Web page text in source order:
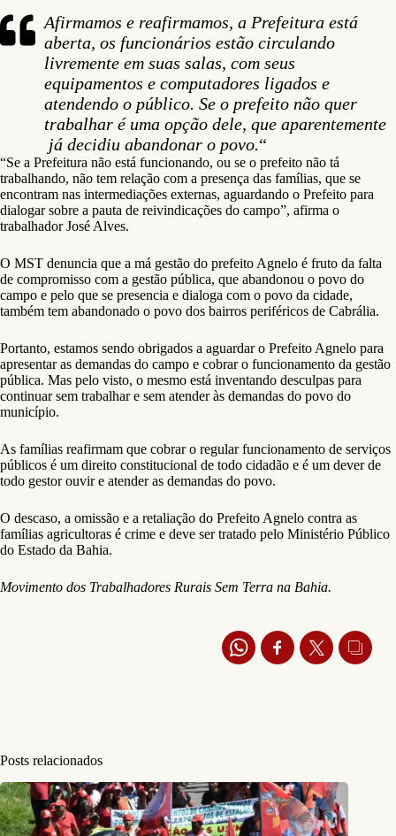
Afirmamos e reafirmamos, a Prefeitura está
aberta, os funcionários estão circulando
livremente em suas salas, com seus
equipamentos e computadores ligados e
atendendo o público. Se o prefeito não quer
trabalhar é uma opção dele, que aparentemente
já decidiu abandonar o povo.“
“Se a Prefeitura não está funcionando, ou se o prefeito não tá
trabalhando, não tem relação com a presença das famílias, que se
encontram nas intermediações externas, aguardando o Prefeito para
dialogar sobre a pauta de reivindicações do campo”, afirma o
trabalhador José Alves.
O MST denuncia que a má gestão do prefeito Agnelo é fruto da falta
de compromisso com a gestão pública, que abandonou o povo do
campo e pelo que se presencia e dialoga com o povo da cidade,
também tem abandonado o povo dos bairros periféricos de Cabrália.
Portanto, estamos sendo obrigados a aguardar o Prefeito Agnelo para
apresentar as demandas do campo e cobrar o funcionamento da gestão
pública. Mas pelo visto, o mesmo está inventando desculpas para
continuar sem trabalhar e sem atender às demandas do povo do
município.
As famílias reafirmam que cobrar o regular funcionamento de serviços
públicos é um direito constitucional de todo cidadão e é um dever de
todo gestor ouvir e atender as demandas do povo.
O descaso, a omissão e a retaliação do Prefeito Agnelo contra as
famílias agricultoras é crime e deve ser tratado pelo Ministério Público
do Estado da Bahia.
Movimento dos Trabalhadores Rurais Sem Terra na Bahia.
Posts relacionados